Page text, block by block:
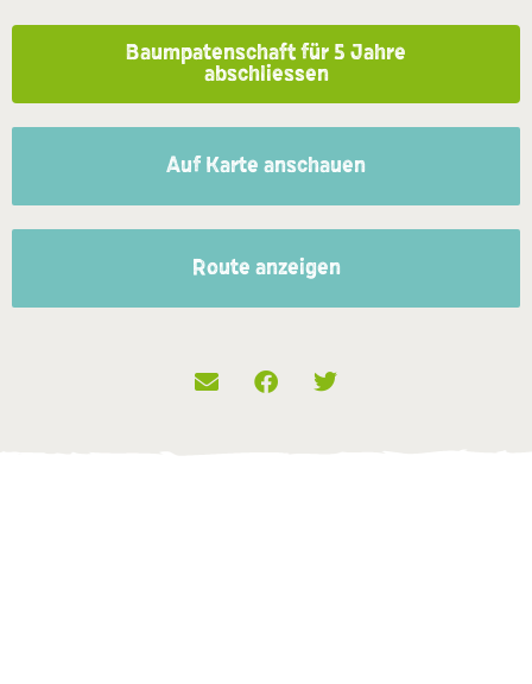
Baumpatenschaft für 5 Jahre
abschliessen
Auf Karte anschauen
Route anzeigen